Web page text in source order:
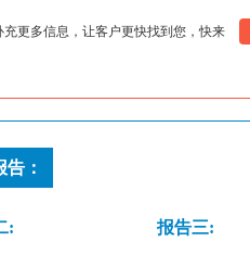
更多信息，让客户更快找到您，快来
：
: 报告三: